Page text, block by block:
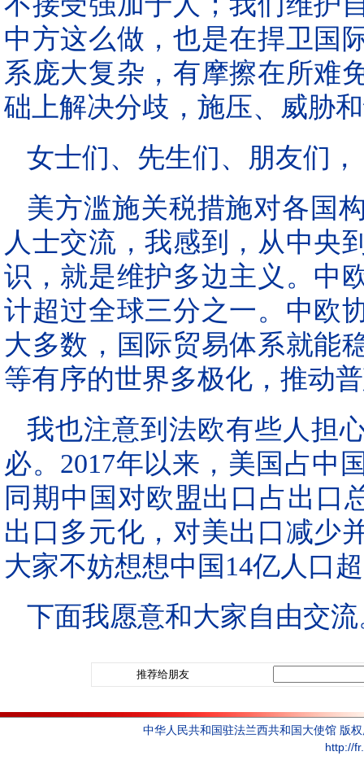
中方这么做，也是在捍卫国
系庞大复杂，有摩擦在所难
础上解决分歧，施压、威胁
女士们、先生们、朋友们，
美方滥施关税措施对各国
人士交流，我感到，从中央
识，就是维护多边主义。中
计超过全球三分之一。中欧
大多数，国际贸易体系就能
等有序的世界多极化，推动
我也注意到法欧有些人担
必。2017年以来，美国占中
同期中国对欧盟出口占出口
出口多元化，对美出口减少
大家不妨想想中国14亿人口
下面我愿意和大家自由交
推荐给朋友
中华人民共和国驻法兰西共和国大使馆 版
http://